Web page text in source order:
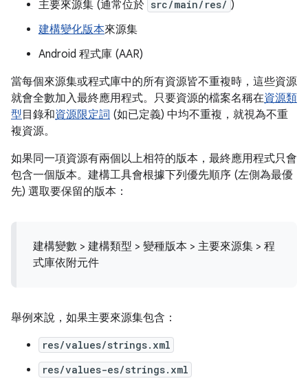
主要來源集 (通常位於 src/main/res/ )
建構變化版本來源集
Android 程式庫 (AAR)
當每個來源集或程式庫中的所有資源皆不重複時，這些資源
就會全數加入最終應用程式。只要資源的檔案名稱在資源類
型 目錄和資源限定詞 (如已定義) 中均不重複，就視為不重
複資源。
如果同一項資源有兩個以上相符的版本，最終應用程式只會
包含一個版本。建構工具會根據下列優先順序 (左側為最優
先) 選取要保留的版本：
建構變數 > 建構類型 > 變種版本 > 主要來源集 > 程
式庫依附元件
舉例來說，如果主要來源集包含：
res/values/strings.xml
res/values-es/strings.xml